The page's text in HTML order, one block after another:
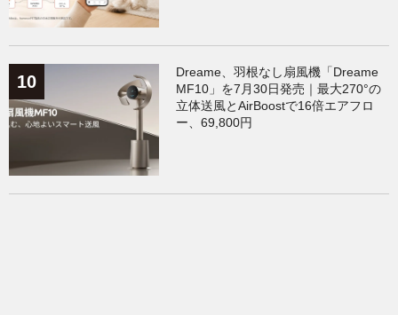
Dreame、羽根なし扇風機「Dreame
MF10」を7月30日発売｜最大270°の
立体送風とAirBoostで16倍エアフロ
ー、69,800円